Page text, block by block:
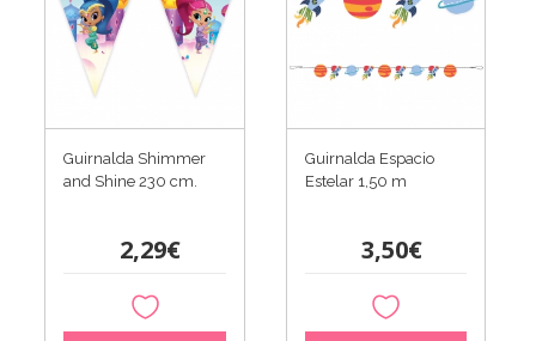
Guirnalda Shimmer
and Shine 230 cm.
2,29€
Guirnalda Espacio
Estelar 1,50 m
3,50€